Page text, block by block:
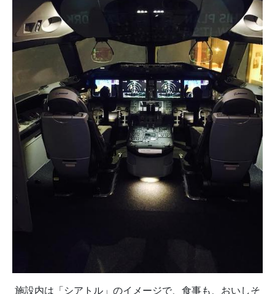
施設内は「シアトル」のイメージで、食事も、おいしそ